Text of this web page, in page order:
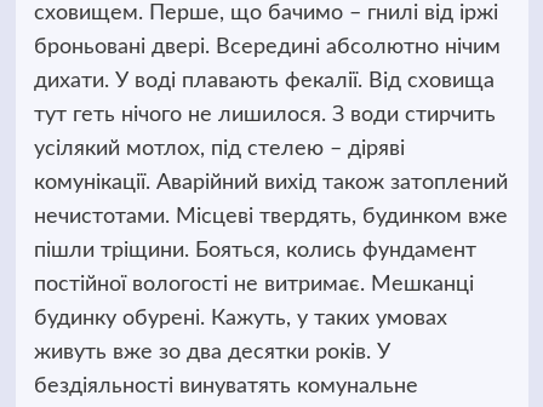
сховищем. Перше, що бачимо – гнилі від іржі
броньовані двері. Всередині абсолютно нічим
дихати. У воді плавають фекалії. Від сховища
тут геть нічого не лишилося. З води стирчить
усілякий мотлох, під стелею – діряві
комунікації. Аварійний вихід також затоплений
нечистотами. Місцеві твердять, будинком вже
пішли тріщини. Бояться, колись фундамент
постійної вологості не витримає. Мешканці
будинку обурені. Кажуть, у таких умовах
живуть вже зо два десятки років. У
бездіяльності винуватять комунальне